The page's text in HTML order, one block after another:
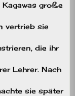
große
vertrieb sie
die ihr
Lehrer. Nach
sie später